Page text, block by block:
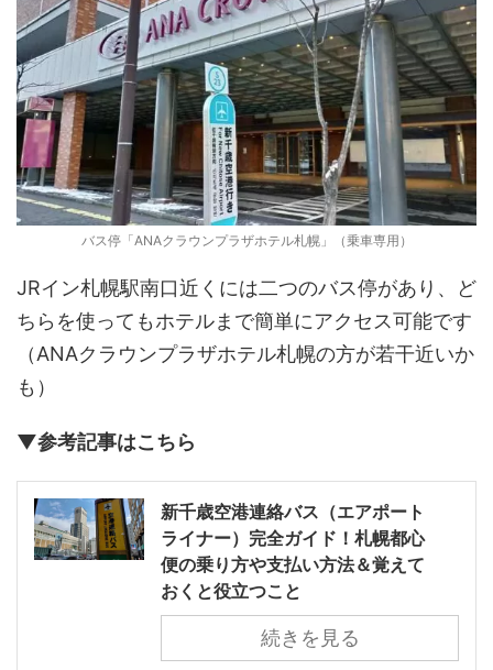
バス停「ANAクラウンプラザホテル札幌」（乗車専用）
JRイン札幌駅南口近くには二つのバス停があり、ど
ちらを使ってもホテルまで簡単にアクセス可能です
（ANAクラウンプラザホテル札幌の方が若干近いか
も）
▼参考記事はこちら
新千歳空港連絡バス（エアポート
ライナー）完全ガイド！札幌都心
便の乗り方や支払い方法＆覚えて
おくと役立つこと
続きを見る